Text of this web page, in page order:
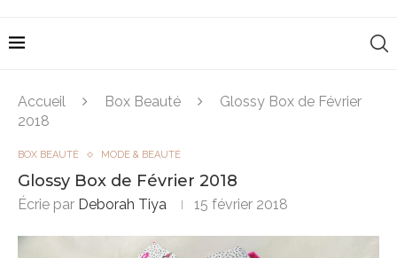
Accueil Box Beauté
Glossy Box de Février
2018
BOX BEAUTÉ MODE & BEAUTÉ
Glossy Box de Février 2018
Écrie par Deborah Tiya 15 février 2018